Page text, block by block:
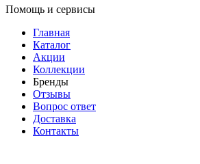
Помощь и сервисы
Главная
Каталог
Акции
Коллекции
Бренды
Отзывы
Вопрос ответ
Доставка
Контакты